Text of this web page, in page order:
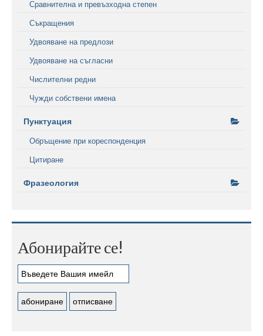
Сравнителна и превъзходна степен
Съкращения
Удвояване на предлози
Удвояване на съгласни
Числителни редни
Чужди собствени имена
Пунктуация
Обръщение при кореспонденция
Цитиране
Фразеология
Абонирайте се!